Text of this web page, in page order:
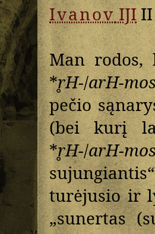
IvanovIJIII
Man
*r̥H-/arH-
pečio
(bei kurį
*r̥H-/arH-
turėjusio ir
„sunertas